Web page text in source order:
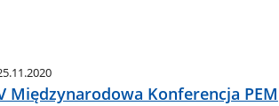
Międzynarodowa Konferencja PEM